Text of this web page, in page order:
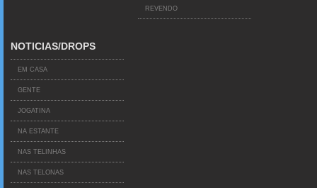
REVENDO
NOTICIAS/DROPS
EM CASA
GENTE
JOGATINA
NA ESTANTE
NAS TELINHAS
NAS TELONAS